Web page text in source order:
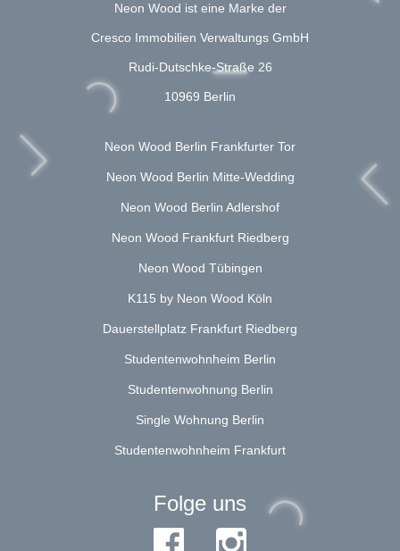
Neon Wood ist eine Marke der
Cresco Immobilien Verwaltungs GmbH
Rudi-Dutschke-Straße 26
10969 Berlin
Neon Wood Berlin Frankfurter Tor
Neon Wood Berlin Mitte-Wedding
Neon Wood Berlin Adlershof
Neon Wood Frankfurt Riedberg
Neon Wood Tübingen
K115 by Neon Wood Köln
Dauerstellplatz Frankfurt Riedberg
Studentenwohnheim Berlin
Studentenwohnung Berlin
Single Wohnung Berlin
Studentenwohnheim Frankfurt
Folge uns